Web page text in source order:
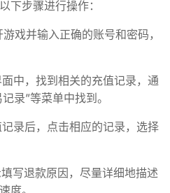
下步骤进行操作：
戏并输入正确的账号和密码，
中，找到相关的充值记录，通
录”等菜单中找到。
录后，点击相应的记录，选择
写退款原因，尽量详细地描述
度。